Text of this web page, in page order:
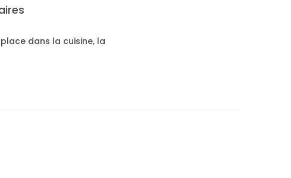
dans la cuisine, la